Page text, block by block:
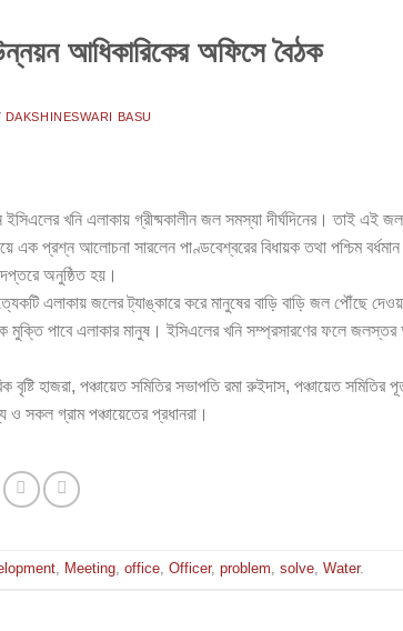
আধিকারিকের অফিসে বৈঠক
DAKSHINESWARI BASU
খনি এলাকায় গ্রীষ্মকালীন জল সমস্যা দীর্ঘদিনের। তাই এই
এক প্রশ্ন আলোচনা সারলেন পাণ্ডবেশ্বরের বিধায়ক তথা পশ্চিম
অনুষ্ঠিত হয়।
এলাকায় জলের ট্যাঙ্কারে করে মানুষের বাড়ি বাড়ি জল পৌঁছে
মুক্তি পাবে এলাকার মানুষ। ইসিএলের খনি সম্প্রসারণের ফলে
হাজরা, পঞ্চায়েত সমিতির সভাপতি রমা রুইদাস, পঞ্চায়েত সমিতির
সকল গ্রাম পঞ্চায়েতের প্রধানরা।
, Meeting, office, Officer, problem solve, Water.